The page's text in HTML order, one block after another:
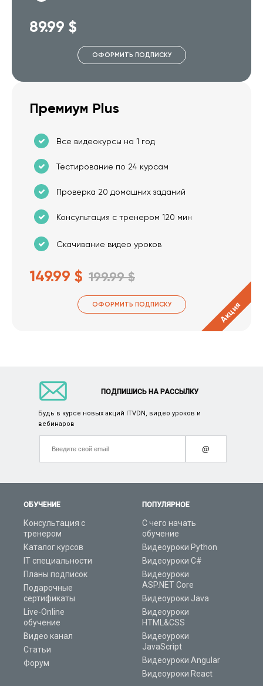
89.99 $
ОФОРМИТЬ ПОДПИСКУ
Премиум Plus
Все видеокурсы на 1 год
Тестирование по 24 курсам
Проверка 20 домашних заданий
Консультация с тренером 120 мин
Скачивание видео уроков
149.99 $ 199.99 $
ОФОРМИТЬ ПОДПИСКУ Акция
ОБУЧЕНИЕ
Консультация с
тренером
Каталог курсов
IT специальности
Планы подписок
Подарочные
сертификаты
Live-Online
обучение
Видео канал
Статьи
Форум
ПОПУЛЯРНОЕ
С чего начать
обучение
Видеоуроки Python
Видеоуроки C#
Видеоуроки
ASP.NET Core
Видеоуроки Java
Видеоуроки
HTML&CSS
Видеоуроки
JavaScript
Видеоуроки Angular
Видеоуроки React
ПОДПИШИСЬ НА РАССЫЛКУ
Будь в курсе новых акций ITVDN, видео уроков и
вебинаров
@